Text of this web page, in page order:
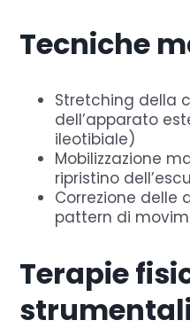
Tecniche
Stretching della
dell’apparato
ileotibiale)
Mobilizzazione
ripristino
Correzione delle
pattern di
Terapie